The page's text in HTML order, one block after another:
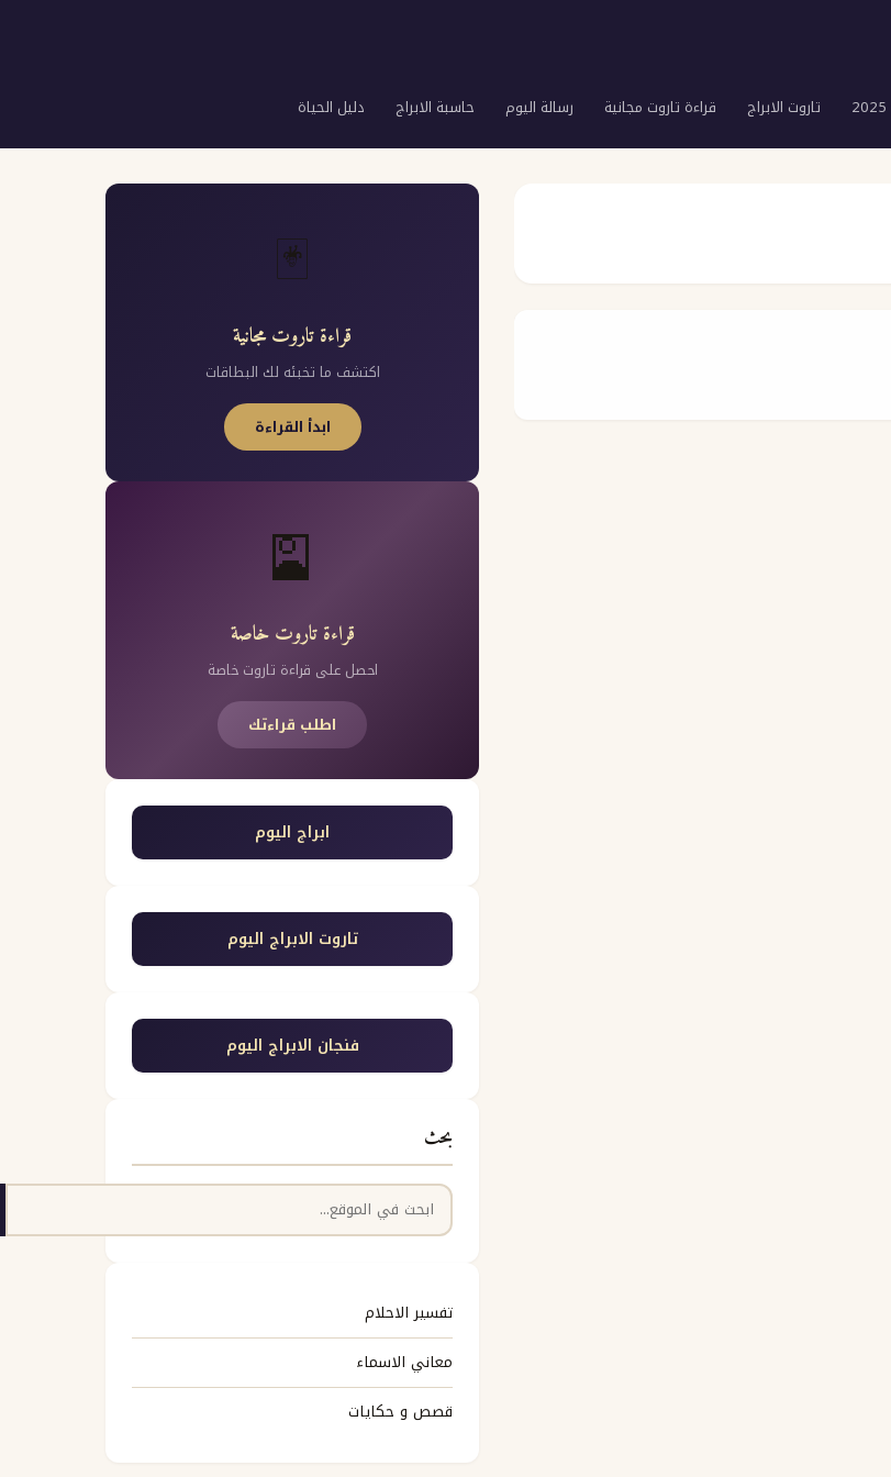
تاروت الابراج قراءة تاروت مجانية رسالة اليوم حاسبة الابراج دليل الحياة
🃏
قراءة تاروت مجانية
اكتشف ما تخبئه لك البطاقات
ابدأ القراءة
🎴
قراءة تاروت خاصة
احصل على قراءة تاروت خاصة
اطلب قراءتك
ابراج اليوم
تاروت الابراج اليوم
فنجان الابراج اليوم
بحث
البحث
تفسير الاحلام
معاني الاسماء
قصص و حكايات